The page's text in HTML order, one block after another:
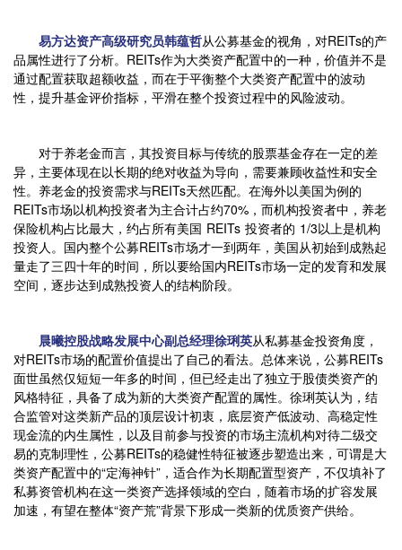
易方达资产高级研究员韩蕴哲从公募基金的视角，对REITs的产
品属性进行了分析。REITs作为大类资产配置中的一种，价值并不是
通过配置获取超额收益，而在于平衡整个大类资产配置中的波动
性，提升基金评价指标，平滑在整个投资过程中的风险波动。
对于养老金而言，其投资目标与传统的股票基金存在一定的差
异，主要体现在以长期的绝对收益为导向，需要兼顾收益性和安全
性。养老金的投资需求与REITs天然匹配。在海外以美国为例的
REITs市场以机构投资者为主合计占约70%，而机构投资者中，养老
保险机构占比最大，约占所有美国 REITs 投资者的 1/3以上是机构
投资人。国内整个公募REITs市场才一到两年，美国从初始到成熟起
量走了三四十年的时间，所以要给国内REITs市场一定的发育和发展
空间，逐步达到成熟投资人的结构阶段。
晨曦控股战略发展中心副总经理徐琍英从私募基金投资角度，
对REITs市场的配置价值提出了自己的看法。总体来说，公募REITs
面世虽然仅短短一年多的时间，但已经走出了独立于股债类资产的
风格特征，具备了成为新的大类资产配置的属性。徐琍英认为，结
合监管对这类新产品的顶层设计初衷，底层资产低波动、高稳定性
现金流的内生属性，以及目前参与投资的市场主流机构对待二级交
易的克制理性，公募REITs的稳健性特征被逐步塑造出来，可谓是大
类资产配置中的“定海神针”，适合作为长期配置型资产，不仅填补了
私募资管机构在这一类资产选择领域的空白，随着市场的扩容发展
加速，有望在整体“资产荒”背景下形成一类新的优质资产供给。